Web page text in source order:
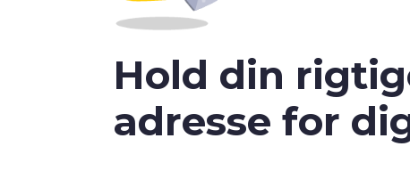
Hold din
adresse for